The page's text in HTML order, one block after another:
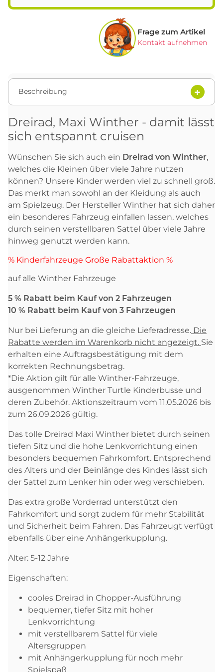
Frage zum Artikel
Kontakt aufnehmen
Beschreibung
Dreirad, Maxi Winther - damit lässt
sich entspannt cruisen
Wünschen Sie sich auch ein Dreirad von Winther,
welches die Kleinen über viele Jahre nutzen
können? Unsere Kinder werden viel zu schnell groß.
Das merkt man sowohl an der Kleidung als auch
am Spielzeug. Der Hersteller Winther hat sich daher
ein besonderes Fahrzeug einfallen lassen, welches
durch seinen verstellbaren Sattel über viele Jahre
hinweg genutzt werden kann.
% Kinderfahrzeuge Große Rabattaktion %
auf alle Winther Fahrzeuge
5 % Rabatt beim Kauf von 2 Fahrzeugen
10 % Rabatt beim Kauf von 3 Fahrzeugen
Nur bei Lieferung an die gleiche Lieferadresse. Die
Rabatte werden im Warenkorb nicht angezeigt. Sie
erhalten eine Auftragsbestätigung mit dem
korrekten Rechnungsbetrag.
*Die Aktion gilt für alle Winther-Fahrzeuge,
ausgenommen Winther Turtle Kinderbusse und
deren Zubehör. Aktionszeitraum vom 11.05.2026 bis
zum 26.09.2026 gültig.
Das tolle Dreirad Maxi Winther bietet durch seinen
tiefen Sitz und die hohe Lenkvorrichtung einen
besonders bequemen Fahrkomfort. Entsprechend
des Alters und der Beinlänge des Kindes lässt sich
der Sattel zum Lenker hin oder weg verschieben.
Das extra große Vorderrad unterstützt den
Fahrkomfort und sorgt zudem für mehr Stabilität
und Sicherheit beim Fahren. Das Fahrzeugt verfügt
ebenfalls über eine Anhängerkupplung.
Alter: 5-12 Jahre
Eigenschaften:
cooles Dreirad in Chopper-Ausführung
bequemer, tiefer Sitz mit hoher
Lenkvorrichtung
mit verstellbarem Sattel für viele
Altersgruppen
mit Anhängerkupplung für noch mehr
Spielspaß